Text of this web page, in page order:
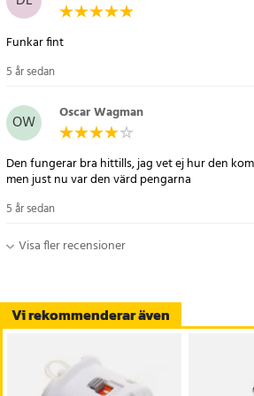
- Strömkälla: Via Wii-konsolens anslutning
Artikelnummer
Vi rekommenderar även
Funkar fint
5 år sedan
OW Oscar Wagman
Den fungerar bra hittills, jag vet ej hur den
men just nu var den värd pengarna
5 år sedan
Visa fler recensioner